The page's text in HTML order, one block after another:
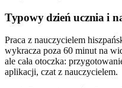
Typowy dzień ucznia i
Praca z nauczycielem
wykracza poza 60 minut na
ale cała otoczka:
aplikacji, czat z nauczycielem.